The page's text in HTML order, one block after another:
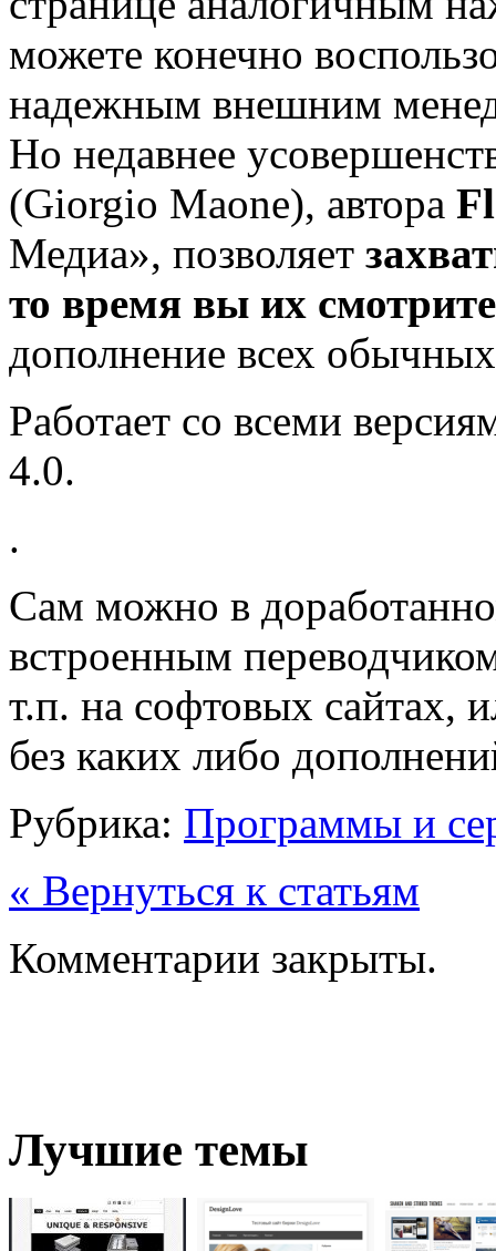
можете конечно
надежным внешним
Но недавнее
(Giorgio Maone), автора
Медиа», позволяет
то время вы их
дополнение всех
Работает со всеми
4.0.
.
Сам можно в
встроенным
т.п. на софтовых сайтах,
без каких либо
Рубрика: Программы и
« Вернуться к статьям
Комментарии закрыты.
Лучшие темы